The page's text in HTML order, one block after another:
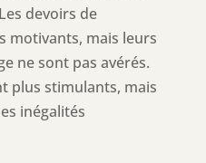
devoirs de
motivants, mais leurs
ne sont pas avérés.
plus stimulants, mais
inégalités